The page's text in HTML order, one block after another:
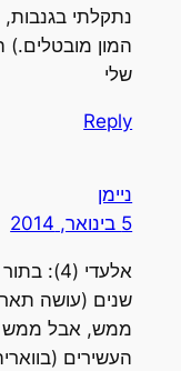
נתקלתי בגנבות,
המון מובטלים.)
שלי
Reply
ניימן
אלעדי (4):
שנים (עושה
ממש, אבל ממש
העשירים